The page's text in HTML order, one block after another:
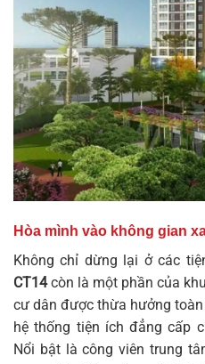
Hòa mình vào không gian
Không chỉ dừng lại ở các
CT14còn là một phần của
cư dân được thừa hưởng
hệ thống tiện ích đẳng cấp
Nổi bật là công viên trung